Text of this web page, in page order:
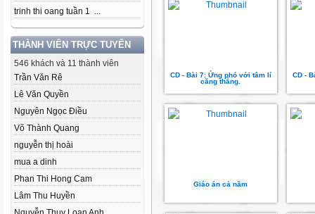
trinh thi oang tuần 1 ...
THÀNH VIÊN TRỰC TUYẾN
546 khách và 11 thành viên
Trần Văn Rê
Lê Văn Quyền
Nguyên Ngọc Điều
Võ Thành Quang
nguyễn thị hoài
mua a dinh
Phan Thi Hong Cam
Lâm Thu Huyền
CD - Bài 7: Ứng phó với tâm lí
căng thẳng.
CD -
Giáo án cả năm